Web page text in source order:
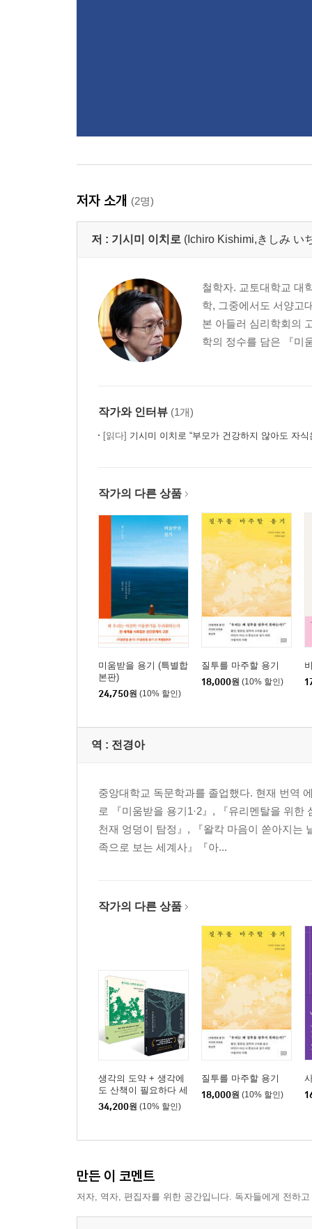
저자 소개 (2명)
저 : 기시미 이치로 (Ichiro Kishimi,きしみ い
철학자. 교토대학교 대
학, 그중에서도 서양고
본 아들러 심리학회의
학의 정수를 담은 『미
작가와 인터뷰 (1개)
[읽다] 기시미 이치로 “부모가 건강하지 않아도 자
작가의 다른 상품
미움받을 용기 (특별합
본판)
24,750원 (10% 할인)
질투를 마주할 용기
18,000원 (10% 할인)
역 : 전경아
중앙대학교 독문학과를 졸업했다. 현재 번역
로 『미움받을 용기1·2』, 『유리멘탈을 위
천재 엉덩이 탐정』, 『왈칵 마음이 쏟아지는
족으로 보는 세계사』『아...
작가의 다른 상품
생각의 도약 + 생각에
도 산책이 필요하다 세
트
34,200원 (10% 할인)
질투를 마주할 용기
18,000원 (10% 할인)
만든 이 코멘트
저자, 역자, 편집자를 위한 공간입니다. 독자들에게 전하